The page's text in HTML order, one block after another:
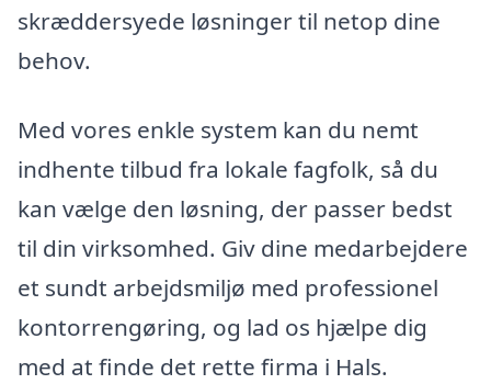
skræddersyede løsninger til netop dine
behov.
Med vores enkle system kan du nemt
indhente tilbud fra lokale fagfolk, så du
kan vælge den løsning, der passer bedst
til din virksomhed. Giv dine medarbejdere
et sundt arbejdsmiljø med professionel
kontorrengøring, og lad os hjælpe dig
med at finde det rette firma i Hals.